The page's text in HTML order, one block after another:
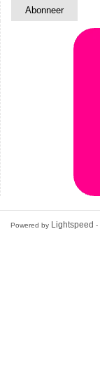
Powered by Lightspeed -